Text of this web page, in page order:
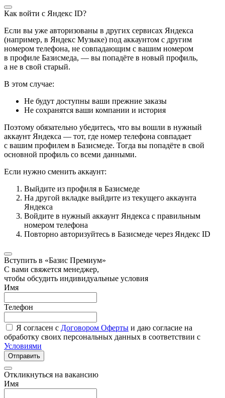
Как войти с Яндекс ID?
Если вы уже авторизованы в других сервисах Яндекса
(например, в Яндекс Музыке) под аккаунтом с другим
номером телефона, не совпадающим с вашим номером
в профиле Базисмеда, — вы попадёте в новый профиль,
а не в свой старый.
В этом случае:
Не будут доступны ваши прежние заказы
Не сохранятся ваши компании и история
Поэтому обязательно убедитесь, что вы вошли в нужный
аккаунт Яндекса — тот, где номер телефона совпадает
с вашим профилем в Базисмеде. Тогда вы попадёте в свой
основной профиль со всеми данными.
Если нужно сменить аккаунт:
Выйдите из профиля в Базисмеде
На другой вкладке выйдите из текущего аккаунта
Яндекса
Войдите в нужный аккаунт Яндекса с правильным
номером телефона
Повторно авторизуйтесь в Базисмеде через Яндекс ID
Вступить в «Базис Премиум»
С вами свяжется менеджер,
чтобы обсудить индивидуальные условия
Имя
Телефон
Я согласен с Договором Оферты и даю согласие на
обработку своих персональных данных в соответствии с
Условиями
Отправить
Откликнуться на вакансию
Имя